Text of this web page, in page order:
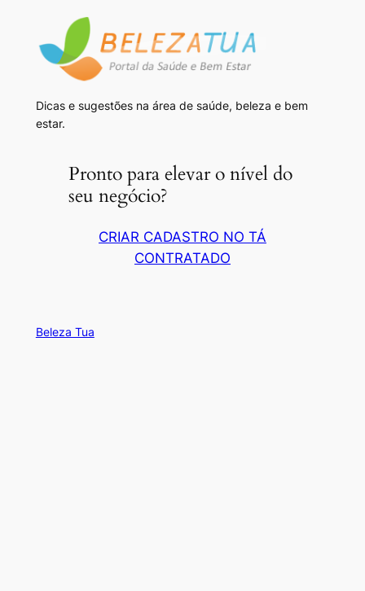
Dicas e sugestões na área de saúde, beleza e bem
estar.
Pronto para elevar o nível do
seu negócio?
CRIAR CADASTRO NO TÁ
CONTRATADO
Beleza Tua